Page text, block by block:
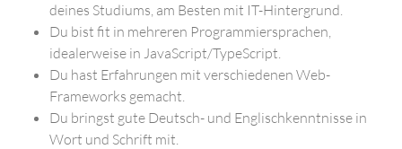
deines Studiums, am Besten mit IT-Hintergrund.
Du bist fit in mehreren Programmiersprachen,
idealerweise in JavaScript/TypeScript.
Du hast Erfahrungen mit verschiedenen Web-
Frameworks gemacht.
Du bringst gute Deutsch- und Englischkenntnisse in
Wort und Schrift mit.